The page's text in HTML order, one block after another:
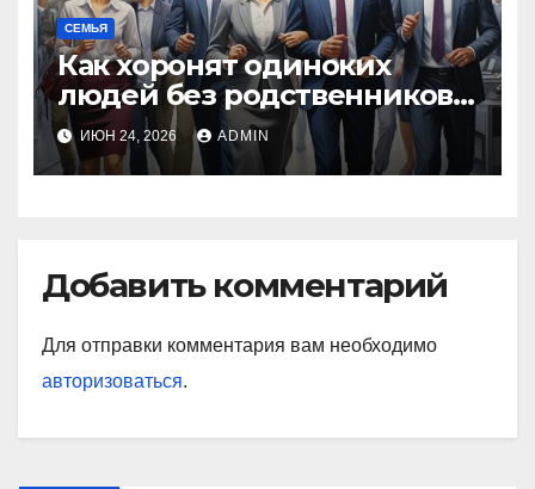
СЕМЬЯ
Как хоронят одиноких
людей без родственников:
порядок, закон
ИЮН 24, 2026 ADMIN
Добавить комментарий
Для отправки комментария вам необходимо
авторизоваться.